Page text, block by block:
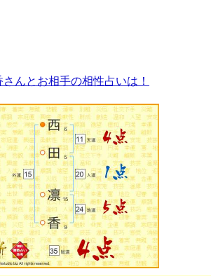
んとお相手の相性占いは！